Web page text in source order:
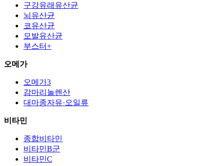
구강유래유산균
뇌유산균
코유산균
모발유산균
부스터+
오메가
오메가3
감마리놀렌산
대마종자유·오일류
비타민
종합비타민
비타민B군
비타민C